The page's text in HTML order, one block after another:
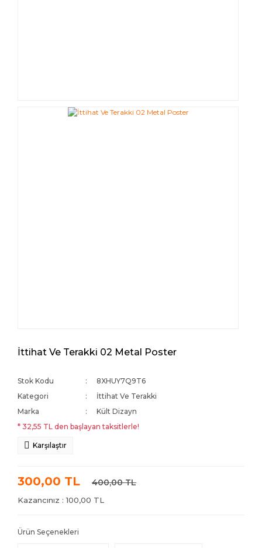
İttihat Ve Terakki 02 Metal Poster
Stok Kodu
8XHUY7Q9T6
Kategori
İttihat Ve Terakki
Marka
Kült Dizayn
* 32,55 TL den başlayan taksitlerle!
Karşılaştır
300,00 TL 400,00 TL
Kazancınız : 100,00 TL
Ürün Seçenekleri